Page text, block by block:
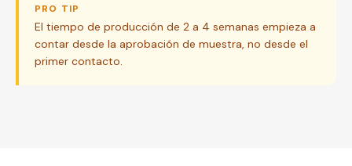
PRO TIP
El tiempo de producción de 2 a 4 semanas empieza a
contar desde la aprobación de muestra, no desde el
primer contacto.